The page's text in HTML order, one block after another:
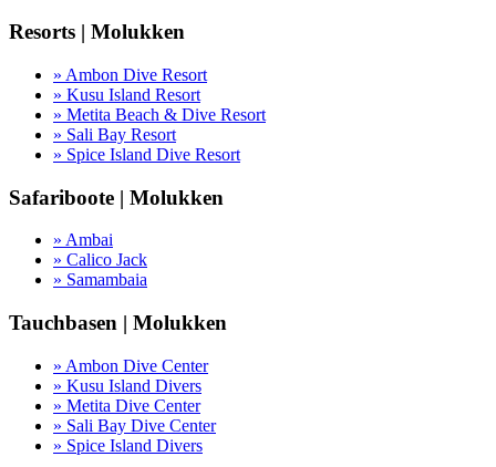
Resorts | Molukken
» Ambon Dive Resort
» Kusu Island Resort
» Metita Beach & Dive Resort
» Sali Bay Resort
» Spice Island Dive Resort
Safariboote | Molukken
» Ambai
» Calico Jack
» Samambaia
Tauchbasen | Molukken
» Ambon Dive Center
» Kusu Island Divers
» Metita Dive Center
» Sali Bay Dive Center
» Spice Island Divers